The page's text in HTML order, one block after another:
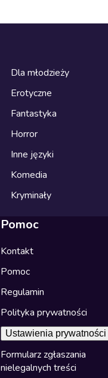
Dla młodzieży
Erotyczne
Fantastyka
Horror
Inne języki
Komedia
Kryminały
Pomoc
Kontakt
Pomoc
Regulamin
Polityka prywatności
Ustawienia prywatności
Formularz zgłaszania
nielegalnych treści